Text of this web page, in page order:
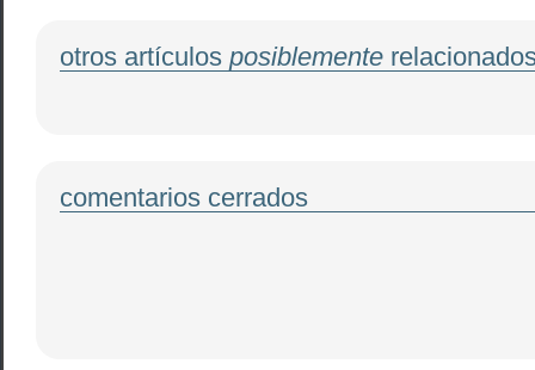
otros artículos posiblemente
comentarios cerrados